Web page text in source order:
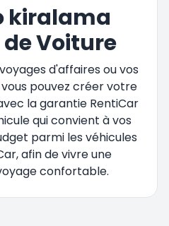
kiralama
Voiture
d'affaires ou vos
pouvez créer votre
la garantie RentiCar
qui convient à vos
parmi les véhicules
afin de vivre une
confortable.